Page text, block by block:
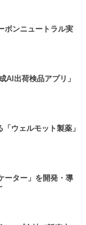
ボンニュートラル実
AI出荷検品アプリ」
ウェルモット製薬」
ーター」を開発・導